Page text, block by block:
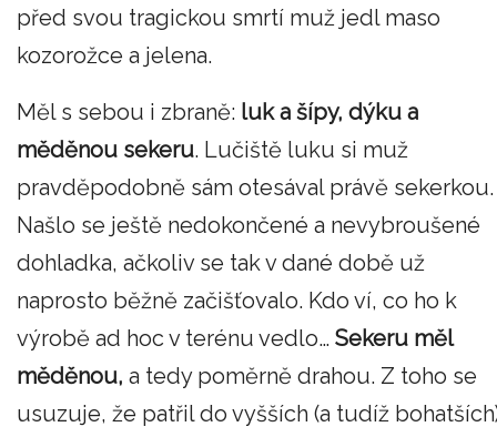
před svou tragickou smrtí muž jedl maso
kozorožce a jelena.
Měl s sebou i zbraně: luk a šípy, dýku a
měděnou sekeru. Lučiště luku si muž
pravděpodobně sám otesával právě sekerkou.
Našlo se ještě nedokončené a nevybroušené
dohladka, ačkoliv se tak v dané době už
naprosto běžně začišťovalo. Kdo ví, co ho k
výrobě ad hoc v terénu vedlo… Sekeru měl
měděnou, a tedy poměrně drahou. Z toho se
usuzuje, že patřil do vyšších (a tudíž